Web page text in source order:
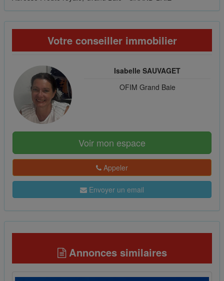
Votre conseiller immobilier
Isabelle SAUVAGET
OFIM Grand Baie
Voir mon espace
Appeler
Envoyer un email
Annonces similaires